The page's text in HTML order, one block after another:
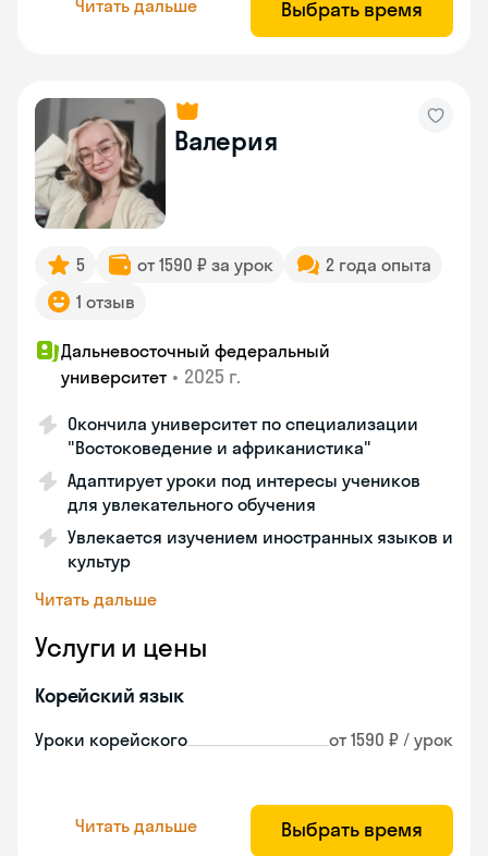
Читать дальше Выбрать время
Валерия
5 от 1590 ₽ за урок
2 года опыта
1 отзыв
Дальневосточный федеральный
университет • 2025 г.
Окончила университет по специализации
"Востоковедение и африканистика"
Адаптирует уроки под интересы учеников
для увлекательного обучения
Увлекается изучением иностранных языков и
культур
Читать дальше
Услуги и цены
Корейский язык
Уроки корейского от 1590 ₽ / урок
Читать дальше Выбрать время